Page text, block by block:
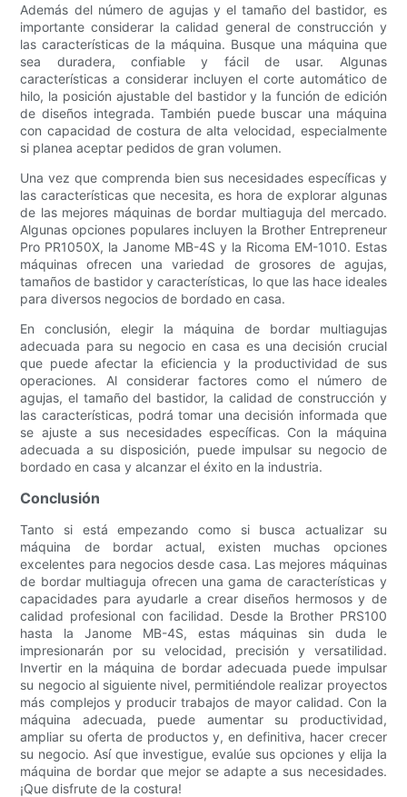
Además del número de agujas y el tamaño del bastidor, es
importante considerar la calidad general de construcción y
las características de la máquina. Busque una máquina que
sea duradera, confiable y fácil de usar. Algunas
características a considerar incluyen el corte automático de
hilo, la posición ajustable del bastidor y la función de edición
de diseños integrada. También puede buscar una máquina
con capacidad de costura de alta velocidad, especialmente
si planea aceptar pedidos de gran volumen.
Una vez que comprenda bien sus necesidades específicas y
las características que necesita, es hora de explorar algunas
de las mejores máquinas de bordar multiaguja del mercado.
Algunas opciones populares incluyen la Brother Entrepreneur
Pro PR1050X, la Janome MB-4S y la Ricoma EM-1010. Estas
máquinas ofrecen una variedad de grosores de agujas,
tamaños de bastidor y características, lo que las hace ideales
para diversos negocios de bordado en casa.
En conclusión, elegir la máquina de bordar multiagujas
adecuada para su negocio en casa es una decisión crucial
que puede afectar la eficiencia y la productividad de sus
operaciones. Al considerar factores como el número de
agujas, el tamaño del bastidor, la calidad de construcción y
las características, podrá tomar una decisión informada que
se ajuste a sus necesidades específicas. Con la máquina
adecuada a su disposición, puede impulsar su negocio de
bordado en casa y alcanzar el éxito en la industria.
Conclusión
Tanto si está empezando como si busca actualizar su
máquina de bordar actual, existen muchas opciones
excelentes para negocios desde casa. Las mejores máquinas
de bordar multiaguja ofrecen una gama de características y
capacidades para ayudarle a crear diseños hermosos y de
calidad profesional con facilidad. Desde la Brother PRS100
hasta la Janome MB-4S, estas máquinas sin duda le
impresionarán por su velocidad, precisión y versatilidad.
Invertir en la máquina de bordar adecuada puede impulsar
su negocio al siguiente nivel, permitiéndole realizar proyectos
más complejos y producir trabajos de mayor calidad. Con la
máquina adecuada, puede aumentar su productividad,
ampliar su oferta de productos y, en definitiva, hacer crecer
su negocio. Así que investigue, evalúe sus opciones y elija la
máquina de bordar que mejor se adapte a sus necesidades.
¡Que disfrute de la costura!